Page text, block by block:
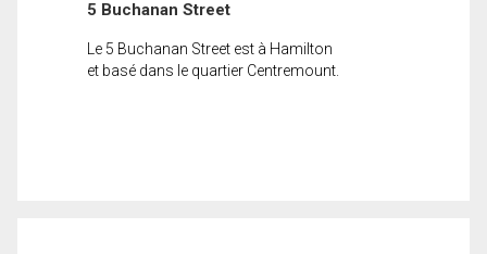
5 Buchanan Street
Le 5 Buchanan Street est à Hamilton
et basé dans le quartier Centremount.